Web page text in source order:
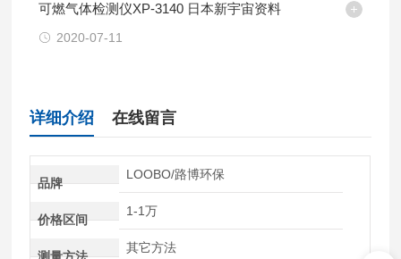
可燃气体检测仪XP-3140 日本新宇宙资料
2020-07-11
详细介绍 在线留言
品牌
LOOBO/路博环保
价格区间
1-1万
其它方法